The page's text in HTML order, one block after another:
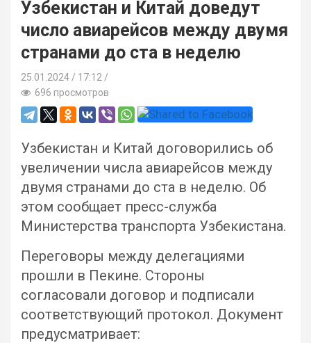
Узбекистан и Китай доведут
число авиарейсов между двумя
странами до ста в неделю
25.01.2024
17:12 /
696 просмотров
Узбекистан и Китай договорились об
увеличении числа авиарейсов между
двумя странами до ста в неделю. Об
этом сообщает пресс-служба
Министерства транспорта Узбекистана.
Переговоры между делегациями
прошли в Пекине. Стороны
согласовали договор и подписали
соответствующий протокол. Документ
предусматривает: